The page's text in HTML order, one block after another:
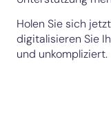
Holen Sie sich
digitalisieren Sie
und unkompliziert.